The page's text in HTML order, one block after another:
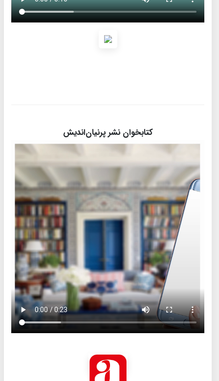
کتابخوان نشر پرنیان‌اندیش